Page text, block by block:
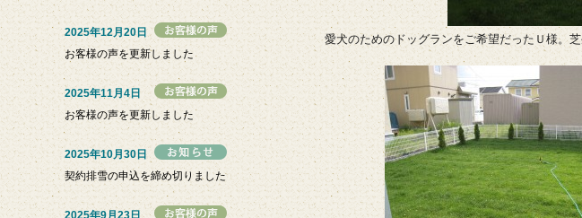
愛犬のためのドッグランをご希望だったＵ様。
2025年12月20日
お客様の声を更新しました
2025年11月4日
お客様の声を更新しました
2025年10月30日
契約排雪の申込を締め切りました
2025年9月23日